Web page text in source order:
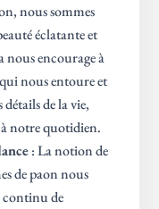
nous sommes
éclatante et
nous encourage à
nous entoure et
de la vie,
notre quotidien.
: La notion de
de paon nous
continu de